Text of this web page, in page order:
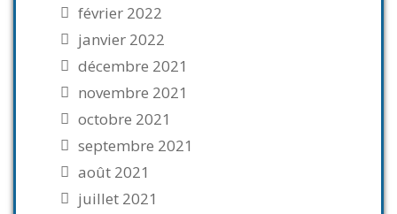
février 2022
janvier 2022
décembre 2021
novembre 2021
octobre 2021
septembre 2021
août 2021
juillet 2021